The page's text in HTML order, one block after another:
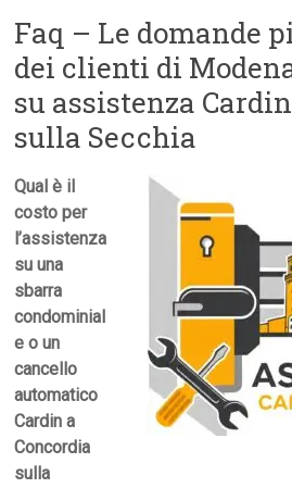
Faq – Le domande
dei clienti di
su assistenza
sulla Secchia
Qual è il
costo per
l’assistenza
su una
sbarra
condominial
e o un
cancello
automatico
Cardin a
Concordia
sulla